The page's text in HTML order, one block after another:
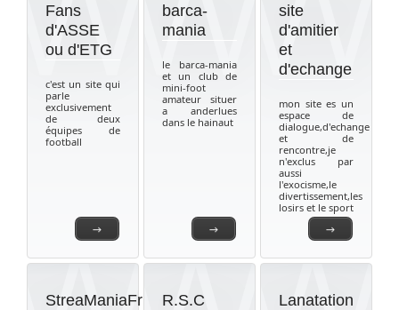
→
Fans
d'ASSE
ou d'ETG
c'est un site qui
parle
exclusivement
de deux
équipes de
football
→
barca-
mania
le barca-mania
et un club de
mini-foot
amateur situer
a anderlues
dans le hainaut
→
site
d'amitier
et
d'echange
mon site es un
espace de
dialogue,d'echange
et de
rencontre,je
n'exclus par
aussi
l'exocisme,le
divertissement,les
losirs et le sport
StreaManiaFr
R.S.C
Lanatation